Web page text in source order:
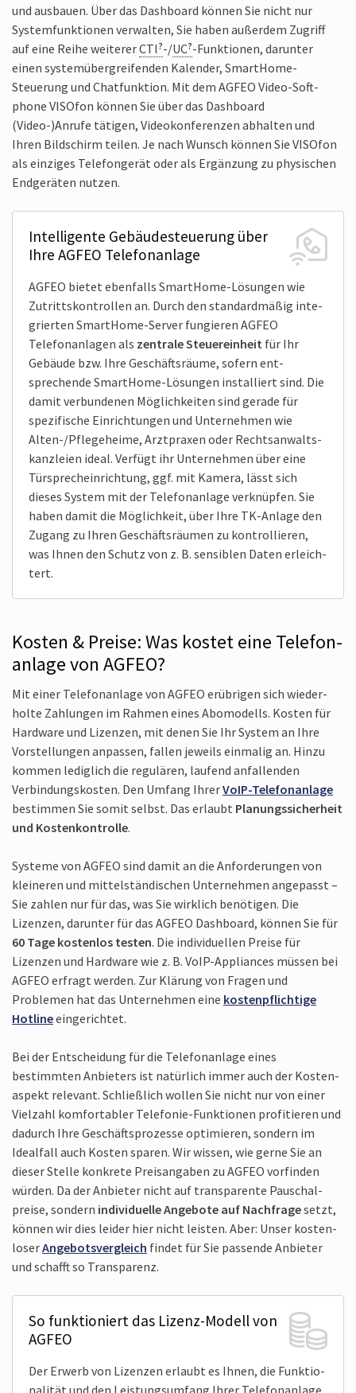
und ausbauen. Über das Dash­board können Sie nicht nur
System­funktionen verwalten, Sie haben außerdem Zugriff
auf eine Reihe weitererCTI -/UC -Funk­tionen, darunter
einen system­über­greifenden Kalender, Smart­Home-
Steuerung und Chat­funktion. Mit dem AGFEO Video-Soft­
phone VISOfon können Sie über das Dash­board
(Video-)Anrufe tätigen, Video­konferenzen abhalten und
Ihren Bild­schirm teilen. Je nach Wunsch können Sie VISOfon
als einziges Telefon­gerät oder als Ergän­zung zu physischen
End­geräten nutzen.
Intelligente Gebäude­steuerung über
Ihre AGFEO Telefon­anlage
AGFEO bietet eben­falls Smart­Home-Lösungen wie
Zutritts­kontrollen an. Durch den standard­mäßig inte­
grierten Smart­Home-Server fungieren AGFEO
Telefon­anlagen als zentrale Steuer­einheit für Ihr
Gebäude bzw. Ihre Geschäfts­räume, sofern ent­
sprechende Smart­Home-Lösungen instal­liert sind. Die
damit verbundenen Möglich­keiten sind gerade für
spezi­fische Ein­rich­tungen und Unter­nehmen wie
Alten-/Pflege­heime, Arzt­praxen oder Rechts­anwalts­
kanzleien ideal. Verfügt ihr Unter­nehmen über eine
Türsprech­einrichtung, ggf. mit Kamera, lässt sich
dieses System mit der Telefon­anlage verknüpfen. Sie
haben damit die Möglich­keit, über Ihre TK-Anlage den
Zugang zu Ihren Geschäfts­räumen zu kontrol­lieren,
was Ihnen den Schutz von z. B. sensiblen Daten erleich­
tert.
Kosten & Preise: Was kostet eine Telefon­
anlage von AGFEO?
Mit einer Telefon­anlage von AGFEO erübrigen sich wieder­
holte Zahlungen im Rahmen eines Abo­modells. Kosten für
Hard­ware und Lizenzen, mit denen Sie Ihr System an Ihre
Vorstel­lungen anpassen, fallen jeweils ein­malig an. Hinzu
kommen ledig­lich die regulären, laufend anfal­lenden
Verbindungs­kosten. Den Umfang IhrerVoIP-Telefon­anlage
bestimmen Sie somit selbst. Das erlaubt Planungs­sicher­heit
und Kosten­kontrolle.
Systeme von AGFEO sind damit an die Anfor­derungen von
kleineren und mittel­ständischen Unter­nehmen angepasst –
Sie zahlen nur für das, was Sie wirk­lich benötigen. Die
Lizenzen, darunter für das AGFEO Dash­board, können Sie für
60 Tage kostenlos testen. Die indivi­duel­len Preise für
Lizenzen und Hard­ware wie z. B. VoIP-Applian­ces müssen bei
AGFEO erfragt werden. Zur Klärung von Fragen und
Problemen hat das Unter­nehmen eine kosten­pflichtige
Hotlineeinge­richtet.
Bei der Entschei­dung für die Telefon­anlage eines
bestimmten Anbieters ist natür­lich immer auch der Kosten­
aspekt relevant. Schließ­lich wollen Sie nicht nur von einer
Viel­zahl komfor­tabler Telefonie-Funktionen profi­tieren und
dadurch Ihre Geschäfts­prozesse opti­mieren, sondern im
Ideal­fall auch Kosten sparen. Wir wissen, wie gerne Sie an
dieser Stelle konkrete Preis­angaben zu AGFEO vorfinden
würden. Da der Anbieter nicht auf trans­parente Pauschal­
preise, sondern indivi­duelle Angebote auf Nach­fragesetzt,
können wir dies leider hier nicht leisten. Aber: Unser kosten­
loserAngebots­vergleich findet für Sie passende Anbieter
und schafft so Trans­parenz.
So funktioniert das Lizenz-Modell von
AGFEO
Der Erwerb von Lizenzen erlaubt es Ihnen, die Funktio­